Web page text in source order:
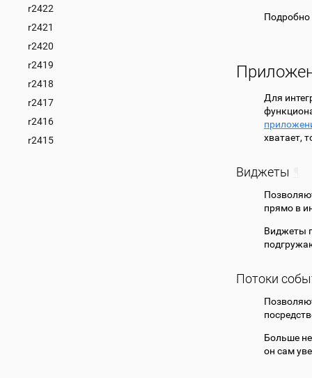
r2422
r2421
r2420
r2419
r2418
r2417
r2416
r2415
Подробно
Для
хватает,
Виджеты
прямо в
Виджеты
Потоки
Больше
он сам